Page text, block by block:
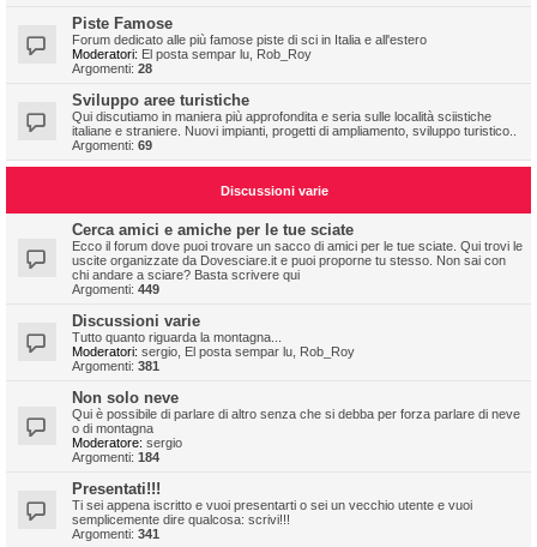
Piste Famose
Forum dedicato alle più famose piste di sci in Italia e all'estero
Moderatori: El posta sempar lu Rob_Roy
Argomenti: 28
Sviluppo aree turistiche
Qui discutiamo in maniera più approfondita e seria sulle località sciistiche
italiane e straniere. Nuovi impianti, progetti di ampliamento, sviluppo turistico..
Argomenti: 69
Discussioni varie
Cerca amici e amiche per le tue sciate
Ecco il forum dove puoi trovare un sacco di amici per le tue sciate. Qui trovi le
uscite organizzate da Dovesciare.it e puoi proporne tu stesso. Non sai con
chi andare a sciare? Basta scrivere qui
Argomenti: 449
Discussioni varie
Tutto quanto riguarda la montagna...
Moderatori: sergio El posta sempar lu Rob_Roy
Argomenti: 381
Non solo neve
Qui è possibile di parlare di altro senza che si debba per forza parlare di neve
o di montagna
Moderatore: sergio
Argomenti: 184
Presentati!!!
Ti sei appena iscritto e vuoi presentarti o sei un vecchio utente e vuoi
semplicemente dire qualcosa: scrivi!!!
Argomenti: 341